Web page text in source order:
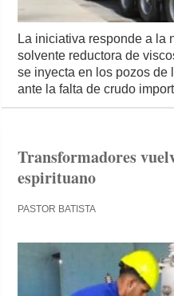
La iniciativa responde a la
solvente reductora de
se inyecta en los pozos de
ante la falta de crudo
Transformadores
espirituano
PASTOR BATISTA